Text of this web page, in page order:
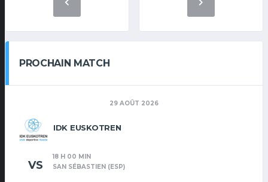
PROCHAIN MATCH
29 AOÛT 2026
IDK EUSKOTREN
VS
18 H 00 MIN
SAN SÉBASTIEN (ESP)